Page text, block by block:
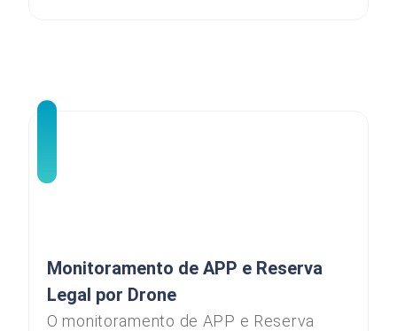
Monitoramento de APP e Reserva
Legal por Drone
O monitoramento de APP e Reserva